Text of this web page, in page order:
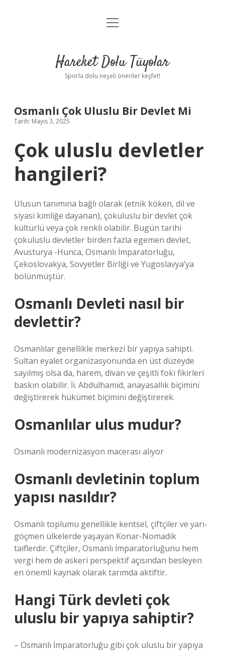
Anasayfa
Yasal Uyarı
menüyü
Hareket Dolu Tüyolar
Sporla dolu neşeli öneriler keşfet!
Osmanlı Çok Uluslu Bir Devlet Mi
Tarih: Mayıs 3, 2025
Çok uluslu devletler
hangileri?
Ulusun tanımına bağlı olarak (etnik köken, dil ve
siyasi kimliğe dayanan), çokuluslu bir devlet çok
kültürlü veya çok renkli olabilir. Bugün tarihi
çokuluslu devletler birden fazla egemen devlet,
Avusturya -Hunca, Osmanlı İmparatorluğu,
Çekoslovakya, Sovyetler Birliği ve Yugoslavya’ya
bölünmüştür.
Osmanlı Devleti nasıl bir
devlettir?
Osmanlılar genellikle merkezi bir yapıya sahipti.
Sultan eyalet organizasyonunda en üst düzeyde
sayılmış olsa da, harem, divan ve çeşitli foki fikirleri
baskın olabilir. İi. Abdulhamid, anayasallık biçimini
değiştirerek hükümet biçimini değiştirerek.
Osmanlılar ulus mudur?
Osmanlı modernizasyon macerası alıyor
Osmanlı devletinin toplum
yapısı nasıldır?
Osmanlı toplumu genellikle kentsel, çiftçiler ve yarı-
göçmen ülkelerde yaşayan Konar-Nomadik
taiflerdir. Çiftçiler, Osmanlı İmparatorluğunu hem
vergi hem de askeri perspektif açısından besleyen
en önemli kaynak olarak tarımda aktiftir.
Hangi Türk devleti çok
uluslu bir yapıya sahiptir?
– Osmanlı İmparatorluğu gibi çok uluslu bir yapıya